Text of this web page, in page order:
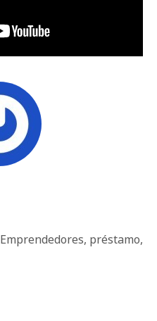
Emprendedores, préstamo,